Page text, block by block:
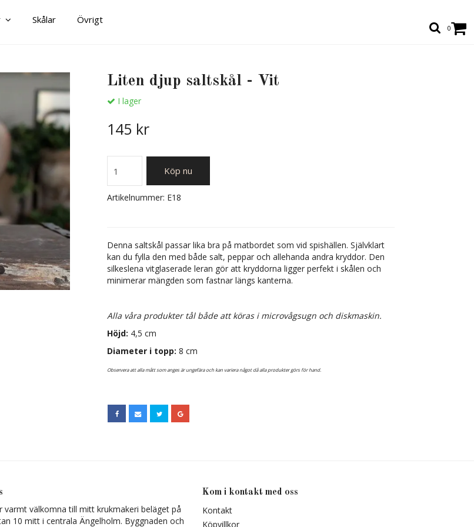
Liten djup saltskål - Vit
I lager
145 kr
Köp nu
Artikelnummer: E18
Denna saltskål passar lika bra på matbordet som vid spishällen. Självklart
kan du fylla den med både salt, peppar och allehanda andra kryddor. Den
silkeslena vitglaserade leran gör att kryddorna ligger perfekt i skålen och
minimerar mängden som fastnar längs kanterna.
Alla våra produkter tål både att köras i microvågsugn och diskmaskin.
Höjd: 4,5 cm
Diameter i topp: 8 cm
Observera att alla mått som anges är ungefära och kan variera något då alla produkter görs för hand.
varmt välkomna till mitt krukmakeri beläget på
10 mitt i centrala Ängelholm. Byggnaden och
Kom i kontakt med oss
Kontakt
Köpvillkor
Skålar Övrigt
0